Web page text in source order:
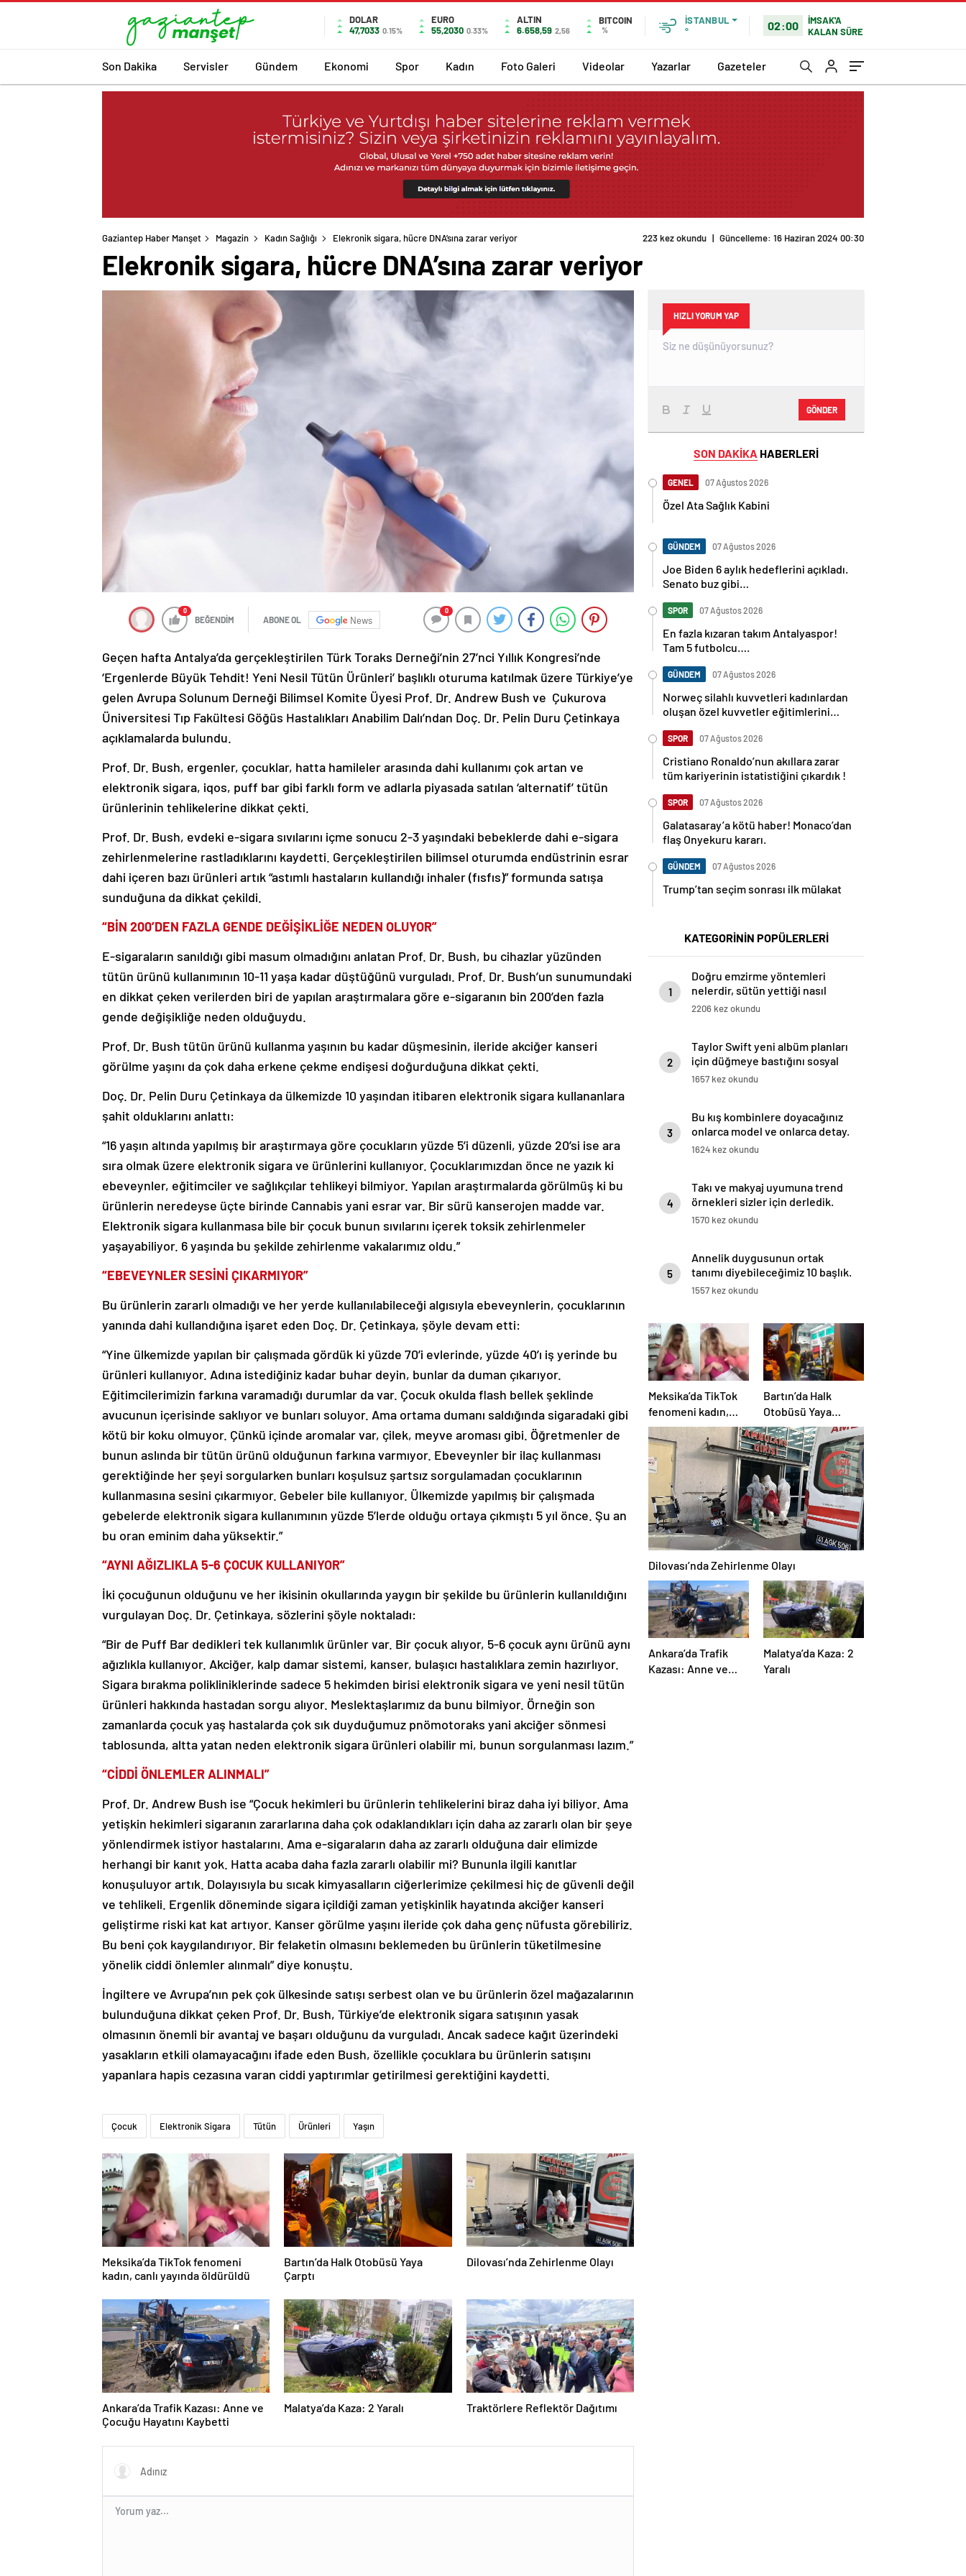
DOLAR
47,7033 0.15%
EURO
55,2030 0.33%
ALTIN
6.658,59 2,56
BITCOIN
%
İSTANBUL
°
02:00
İMSAK'A
KALAN SÜRE
Son Dakika Servisler Gündem Ekonomi Spor Kadın Foto Galeri Videolar Yazarlar Gazeteler
Gaziantep Haber Manşet Magazin Kadın Sağlığı Elekronik sigara, hücre DNA’sına zarar veriyor
Elekronik sigara, hücre DNA’sına zarar veriyor
0
BEĞENDİM ABONE OL News
0
Geçen hafta Antalya’da gerçekleştirilen Türk Toraks Derneği’nin 27’nci Yıllık Kongresi’nde
‘Ergenlerde Büyük Tehdit! Yeni Nesil Tütün Ürünleri’ başlıklı oturuma katılmak üzere Türkiye’ye
gelen Avrupa Solunum Derneği Bilimsel Komite Üyesi Prof. Dr. Andrew Bush ve Çukurova
Üniversitesi Tıp Fakültesi Göğüs Hastalıkları Anabilim Dalı’ndan Doç. Dr. Pelin Duru Çetinkaya
açıklamalarda bulundu.
Prof. Dr. Bush, ergenler, çocuklar, hatta hamileler arasında dahi kullanımı çok artan ve
elektronik sigara, iqos, puff bar gibi farklı form ve adlarla piyasada satılan ‘alternatif’ tütün
ürünlerinin tehlikelerine dikkat çekti.
Prof. Dr. Bush, evdeki e-sigara sıvılarını içme sonucu 2-3 yaşındaki bebeklerde dahi e-sigara
zehirlenmelerine rastladıklarını kaydetti. Gerçekleştirilen bilimsel oturumda endüstrinin esrar
dahi içeren bazı ürünleri artık “astımlı hastaların kullandığı inhaler (fısfıs)” formunda satışa
sunduğuna da dikkat çekildi.
“BİN 200’DEN FAZLA GENDE DEĞİŞİKLİĞE NEDEN OLUYOR”
E-sigaraların sanıldığı gibi masum olmadığını anlatan Prof. Dr. Bush, bu cihazlar yüzünden
tütün ürünü kullanımının 10-11 yaşa kadar düştüğünü vurguladı. Prof. Dr. Bush’un sunumundaki
en dikkat çeken verilerden biri de yapılan araştırmalara göre e-sigaranın bin 200’den fazla
gende değişikliğe neden olduğuydu.
Prof. Dr. Bush tütün ürünü kullanma yaşının bu kadar düşmesinin, ileride akciğer kanseri
görülme yaşını da çok daha erkene çekme endişesi doğurduğuna dikkat çekti.
Doç. Dr. Pelin Duru Çetinkaya da ülkemizde 10 yaşından itibaren elektronik sigara kullananlara
şahit olduklarını anlattı:
“16 yaşın altında yapılmış bir araştırmaya göre çocukların yüzde 5’i düzenli, yüzde 20’si ise ara
sıra olmak üzere elektronik sigara ve ürünlerini kullanıyor. Çocuklarımızdan önce ne yazık ki
ebeveynler, eğitimciler ve sağlıkçılar tehlikeyi bilmiyor. Yapılan araştırmalarda görülmüş ki bu
ürünlerin neredeyse üçte birinde Cannabis yani esrar var. Bir sürü kanserojen madde var.
Elektronik sigara kullanmasa bile bir çocuk bunun sıvılarını içerek toksik zehirlenmeler
yaşayabiliyor. 6 yaşında bu şekilde zehirlenme vakalarımız oldu.”
“EBEVEYNLER SESİNİ ÇIKARMIYOR”
Bu ürünlerin zararlı olmadığı ve her yerde kullanılabileceği algısıyla ebeveynlerin, çocuklarının
yanında dahi kullandığına işaret eden Doç. Dr. Çetinkaya, şöyle devam etti:
“Yine ülkemizde yapılan bir çalışmada gördük ki yüzde 70’i evlerinde, yüzde 40’ı iş yerinde bu
ürünleri kullanıyor. Adına istediğiniz kadar buhar deyin, bunlar da duman çıkarıyor.
Eğitimcilerimizin farkına varamadığı durumlar da var. Çocuk okulda flash bellek şeklinde
avucunun içerisinde saklıyor ve bunları soluyor. Ama ortama dumanı saldığında sigaradaki gibi
kötü bir koku olmuyor. Çünkü içinde aromalar var, çilek, meyve aroması gibi. Öğretmenler de
bunun aslında bir tütün ürünü olduğunun farkına varmıyor. Ebeveynler bir ilaç kullanması
gerektiğinde her şeyi sorgularken bunları koşulsuz şartsız sorgulamadan çocuklarının
kullanmasına sesini çıkarmıyor. Gebeler bile kullanıyor. Ülkemizde yapılmış bir çalışmada
gebelerde elektronik sigara kullanımının yüzde 5’lerde olduğu ortaya çıkmıştı 5 yıl önce. Şu an
bu oran eminim daha yüksektir.”
“AYNI AĞIZLIKLA 5-6 ÇOCUK KULLANIYOR”
İki çocuğunun olduğunu ve her ikisinin okullarında yaygın bir şekilde bu ürünlerin kullanıldığını
vurgulayan Doç. Dr. Çetinkaya, sözlerini şöyle noktaladı:
“Bir de Puff Bar dedikleri tek kullanımlık ürünler var. Bir çocuk alıyor, 5-6 çocuk aynı ürünü aynı
ağızlıkla kullanıyor. Akciğer, kalp damar sistemi, kanser, bulaşıcı hastalıklara zemin hazırlıyor.
Sigara bırakma polikliniklerinde sadece 5 hekimden birisi elektronik sigara ve yeni nesil tütün
ürünleri hakkında hastadan sorgu alıyor. Meslektaşlarımız da bunu bilmiyor. Örneğin son
zamanlarda çocuk yaş hastalarda çok sık duyduğumuz pnömotoraks yani akciğer sönmesi
tablosunda, altta yatan neden elektronik sigara ürünleri olabilir mi, bunun sorgulanması lazım.”
“CİDDİ ÖNLEMLER ALINMALI”
Prof. Dr. Andrew Bush ise “Çocuk hekimleri bu ürünlerin tehlikelerini biraz daha iyi biliyor. Ama
yetişkin hekimleri sigaranın zararlarına daha çok odaklandıkları için daha az zararlı olan bir şeye
yönlendirmek istiyor hastalarını. Ama e-sigaraların daha az zararlı olduğuna dair elimizde
herhangi bir kanıt yok. Hatta acaba daha fazla zararlı olabilir mi? Bununla ilgili kanıtlar
konuşuluyor artık. Dolayısıyla bu sıcak kimyasalların ciğerlerimize çekilmesi hiç de güvenli değil
ve tehlikeli. Ergenlik döneminde sigara içildiği zaman yetişkinlik hayatında akciğer kanseri
geliştirme riski kat kat artıyor. Kanser görülme yaşını ileride çok daha genç nüfusta görebiliriz.
Bu beni çok kaygılandırıyor. Bir felaketin olmasını beklemeden bu ürünlerin tüketilmesine
yönelik ciddi önlemler alınmalı” diye konuştu.
İngiltere ve Avrupa’nın pek çok ülkesinde satışı serbest olan ve bu ürünlerin özel mağazalarının
bulunduğuna dikkat çeken Prof. Dr. Bush, Türkiye’de elektronik sigara satışının yasak
olmasının önemli bir avantaj ve başarı olduğunu da vurguladı. Ancak sadece kağıt üzerindeki
yasakların etkili olamayacağını ifade eden Bush, özellikle çocuklara bu ürünlerin satışını
yapanlara hapis cezasına varan ciddi yaptırımlar getirilmesi gerektiğini kaydetti.
Çocuk Elektronik Sigara Tütün Ürünleri Yaşın
Meksika’da TikTok fenomeni
kadın, canlı yayında öldürüldü
Bartın’da Halk Otobüsü Yaya
Çarptı
Dilovası’nda Zehirlenme Olayı
Ankara’da Trafik Kazası: Anne ve
Çocuğu Hayatını Kaybetti
Malatya’da Kaza: 2 Yaralı Traktörlere Reflektör Dağıtımı
HIZLI YORUM YAP
GÖNDER
SON DAKİKA HABERLERİ
GENEL 07 Ağustos 2026
Özel Ata Sağlık Kabini
GÜNDEM 07 Ağustos 2026
Joe Biden 6 aylık hedeflerini açıkladı.
Senato buz gibi…
SPOR 07 Ağustos 2026
En fazla kızaran takım Antalyaspor!
Tam 5 futbolcu….
GÜNDEM 07 Ağustos 2026
Norweç silahlı kuvvetleri kadınlardan
oluşan özel kuvvetler eğitimlerini
SPOR 07 Ağustos 2026
Cristiano Ronaldo’nun akıllara zarar
tüm kariyerinin istatistiğini çıkardık !
SPOR 07 Ağustos 2026
Galatasaray’a kötü haber! Monaco’dan
flaş Onyekuru kararı.
GÜNDEM 07 Ağustos 2026
Trump’tan seçim sonrası ilk mülakat
KATEGORİNİN POPÜLERLERİ
1
Doğru emzirme yöntemleri
nelerdir, sütün yettiği nasıl
anlaşılır?
2206 kez okundu
2
Taylor Swift yeni albüm planları
için düğmeye bastığını sosyal
medyadan duyurdu!
1657 kez okundu
3
Bu kış kombinlere doyacağınız
onlarca model ve onlarca detay.
1624 kez okundu
4
Takı ve makyaj uyumuna trend
örnekleri sizler için derledik.
1570 kez okundu
5
Annelik duygusunun ortak
tanımı diyebileceğimiz 10 başlık.
1557 kez okundu
Meksika’da TikTok
fenomeni kadın,
canlı yayında
öldürüldü
Bartın’da Halk
Otobüsü Yaya
Çarptı
Dilovası’nda Zehirlenme Olayı
Ankara’da Trafik
Kazası: Anne ve
Malatya’da Kaza: 2
Yaralı